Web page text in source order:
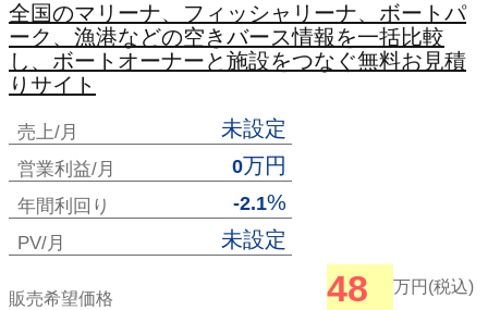
全国のマリーナ、フィッシャリーナ、ボートパ
ーク、漁港などの空きバース情報を一括比較
し、ボートオーナーと施設をつなぐ無料お見積
りサイト
売上/月 未設定
営業利益/月 0万円
年間利回り -2.1%
PV/月 未設定
販売希望価格 48 万円(税込)